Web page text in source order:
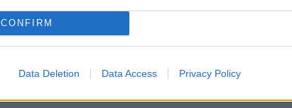
CONFIRM
Data Deletion Data Access Privacy Policy